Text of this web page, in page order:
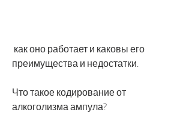
преимущества и недостатки.
Что такое кодирование от
алкоголизма ампула?